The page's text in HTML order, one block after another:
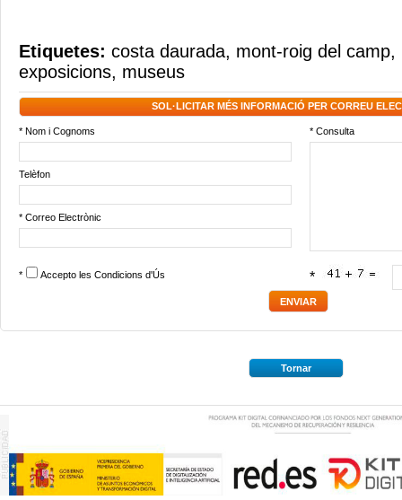
Etiquetes: costa daurada, mont-roig del camp,
exposicions, museus
SOL·LICITAR MÉS INFORMACIÓ PER CORREU
* Nom i Cognoms * Consulta
Telèfon
* Correo Electrònic
* Accepto les Condicions d'Ús *
Tornar